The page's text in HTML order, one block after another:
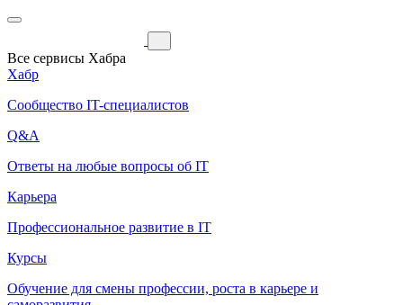
Все сервисы Хабра
Хабр
Сообщество IT-специалистов
Q&A
Ответы на любые вопросы об IT
Карьера
Профессиональное развитие в IT
Курсы
Обучение для смены профессии, роста в карьере и